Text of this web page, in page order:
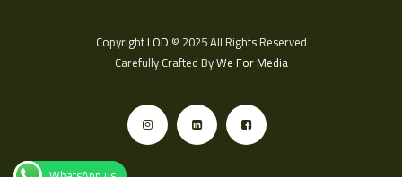
CopyrightLOD © 2025 All Rights Reserved
Carefully Crafted ByWe For Media